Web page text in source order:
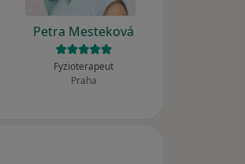
Petra Mesteková
Fyzioterapeut
Praha